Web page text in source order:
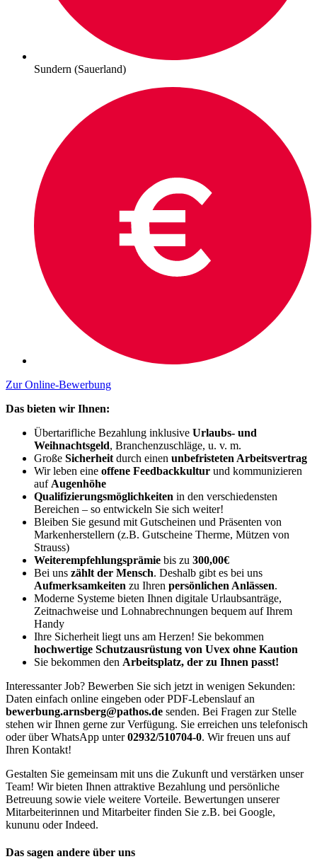
Sundern (Sauerland)
Zur Online-Bewerbung
Das bieten wir Ihnen:
Übertarifliche Bezahlung inklusive Urlaubs- und
Weihnachtsgeld, Branchenzuschläge, u. v. m.
Große Sicherheit durch einen unbefristeten Arbeitsvertrag
Wir leben eine offene Feedbackkultur und kommunizieren
auf Augenhöhe
Qualifizierungsmöglichkeiten in den verschiedensten
Bereichen – so entwickeln Sie sich weiter!
Bleiben Sie gesund mit Gutscheinen und Präsenten von
Markenherstellern (z.B. Gutscheine Therme, Mützen von
Strauss)
Weiterempfehlungsprämie bis zu 300,00€
Bei uns zählt der Mensch. Deshalb gibt es bei uns
Aufmerksamkeiten zu Ihren persönlichen Anlässen.
Moderne Systeme bieten Ihnen digitale Urlaubsanträge,
Zeitnachweise und Lohnabrechnungen bequem auf Ihrem
Handy
Ihre Sicherheit liegt uns am Herzen! Sie bekommen
hochwertige Schutzausrüstung von Uvex ohne Kaution
Sie bekommen den Arbeitsplatz, der zu Ihnen passt!
Interessanter Job? Bewerben Sie sich jetzt in wenigen Sekunden:
Daten einfach online eingeben oder PDF-Lebenslauf an
bewerbung.arnsberg@pathos.de senden. Bei Fragen zur Stelle
stehen wir Ihnen gerne zur Verfügung. Sie erreichen uns telefonisch
oder über WhatsApp unter02932/510704-0. Wir freuen uns auf
Ihren Kontakt!
Gestalten Sie gemeinsam mit uns die Zukunft und verstärken unser
Team! Wir bieten Ihnen attraktive Bezahlung und persönliche
Betreuung sowie viele weitere Vorteile. Bewertungen unserer
Mitarbeiterinnen und Mitarbeiter finden Sie z.B. bei Google,
kununu oder Indeed.
Das sagen andere über uns